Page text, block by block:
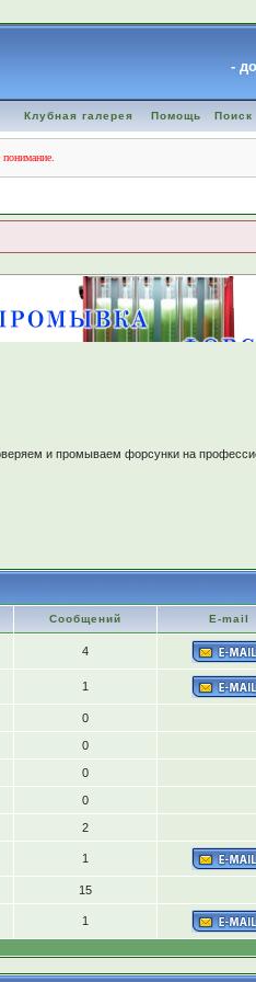
-
Клубная галерея Помощь Поиск
и промываем форсунки на
Сообщений E-mail
4
1
0
0
0
0
2
1
15
1